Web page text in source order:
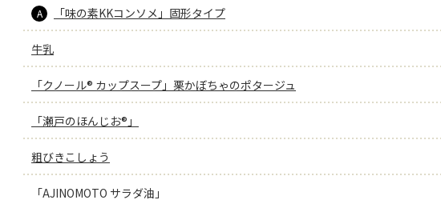
もっと見る
A 「味の素KKコンソメ」固形タイプ
牛乳
「クノール® カップスープ」栗かぼちゃのポタージュ
「瀬戸のほんじお®」
粗びきこしょう
「AJINOMOTO サラダ油」